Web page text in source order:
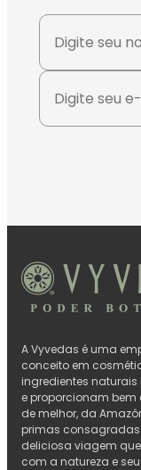
A Vyvedas é uma
conceito em
ingredientes
e proporcionam bem
de melhor, da
primas
deliciosa viagem
com a natureza e